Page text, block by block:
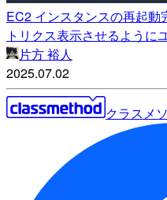
EC2 インスタンスの再起動
トリクス表示させるように
片方 裕人
2025.07.02
クラスメ